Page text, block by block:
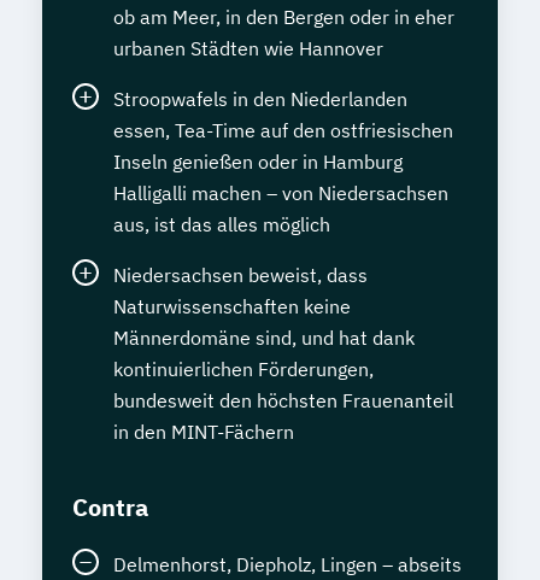
ob am Meer, in den Bergen oder in eher
urbanen Städten wie Hannover
Stroopwafels in den Niederlanden
essen, Tea-Time auf den ostfriesischen
Inseln genießen oder in Hamburg
Halligalli machen – von Niedersachsen
aus, ist das alles möglich
Niedersachsen beweist, dass
Naturwissenschaften keine
Männerdomäne sind, und hat dank
kontinuierlichen Förderungen,
bundesweit den höchsten Frauenanteil
in den MINT-Fächern
Contra
Delmenhorst, Diepholz, Lingen – abseits